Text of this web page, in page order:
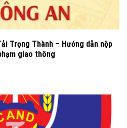
Trọng Thành – Hướng dẫn nộp
giao thông